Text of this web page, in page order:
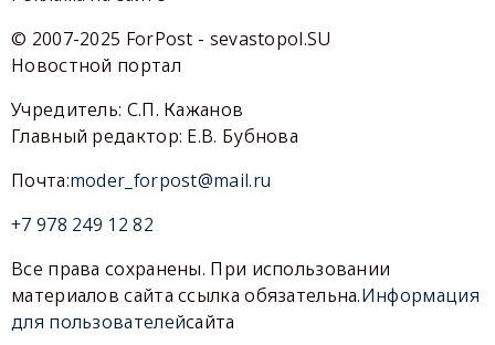
© 2007-2025 ForPost - sevastopol.SU
Новостной портал
Учредитель: С.П. Кажанов
Главный редактор: Е.В. Бубнова
Почта:moder_forpost@mail.ru
+7 978 249 12 82
Все права сохранены. При использовании
материалов сайта ссылка обязательна.Информация
для пользователейсайта